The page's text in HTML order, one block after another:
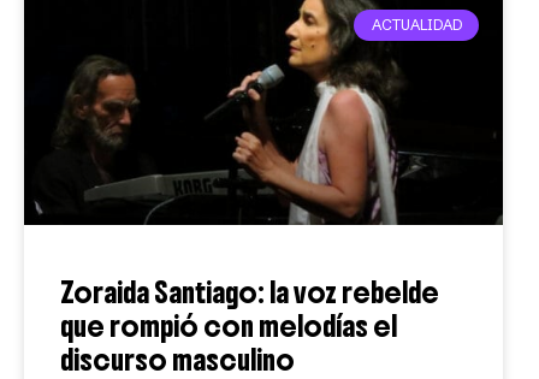
ACTUALIDAD
Zoraida Santiago: la voz rebelde
que rompió con melodías el
discurso masculino